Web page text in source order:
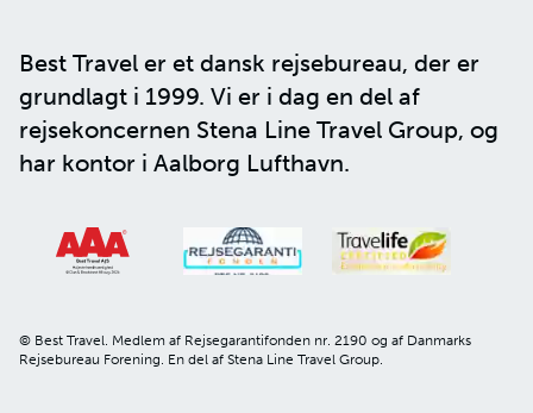
Best Travel er et dansk rejsebureau, der er
grundlagt i 1999. Vi er i dag en del af
rejsekoncernen Stena Line Travel Group, og
har kontor i Aalborg Lufthavn.
© Best Travel. Medlem af Rejsegarantifonden nr. 2190 og af Danmarks
Rejsebureau Forening. En del af Stena Line Travel Group.